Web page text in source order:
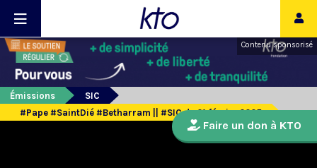
Contenu sponsorisé
Émissions
SIC
#Pape #SaintDié #Betharram || #SIC du 21 février 2025
Faire un don à KTO